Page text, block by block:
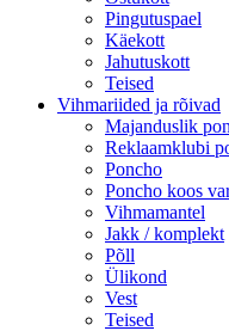
Pingutuspael
Käekott
Jahutuskott
Teised
Vihmariided ja rõivad
Majanduslik
Reklaamklubi
Poncho
Poncho koos
Vihmamantel
Jakk / komplekt
Põll
Ülikond
Vest
Teised